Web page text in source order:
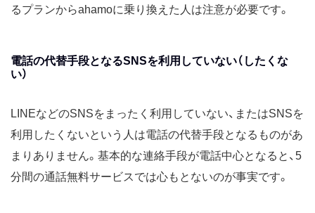
るプランからahamoに乗り換えた人は注意が必要です。
電話の代替手段となるSNSを利用していない（したくな
い）
LINEなどのSNSをまったく利用していない、またはSNSを
利用したくないという人は電話の代替手段となるものがあ
まりありません。基本的な連絡手段が電話中心となると、5
分間の通話無料サービスでは心もとないのが事実です。